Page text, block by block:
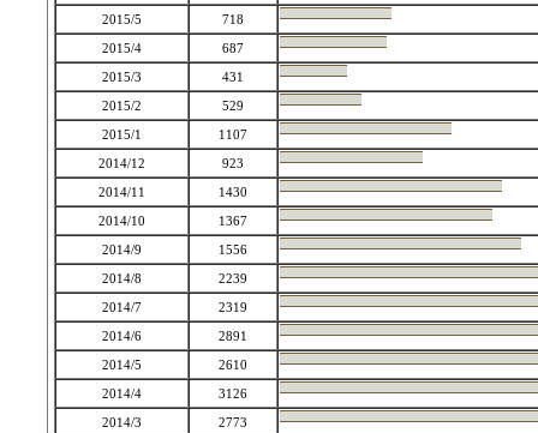
2015/5
718
2015/4
687
2015/3
431
2015/2
529
2015/1
1107
2014/12
923
2014/11
1430
2014/10
1367
2014/9
1556
2014/8
2239
2014/7
2319
2014/6
2891
2014/5
2610
2014/4
3126
2014/3
2773